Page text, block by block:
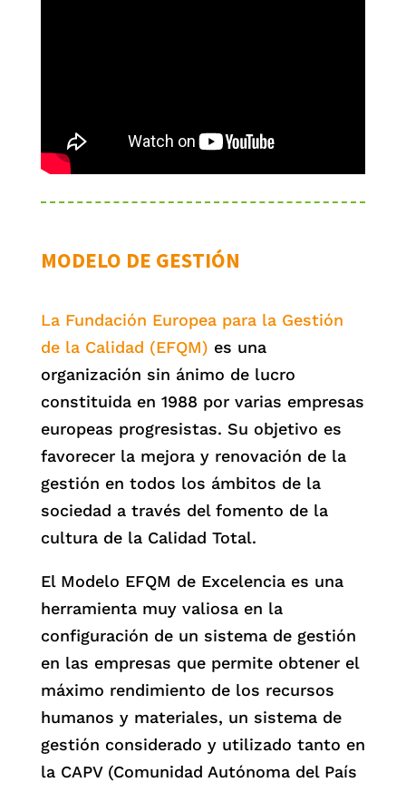
MODELO DE GESTIÓN
La Fundación Europea para la Gestión
de la Calidad (EFQM) es una
organización sin ánimo de lucro
constituida en 1988 por varias empresas
europeas progresistas. Su objetivo es
favorecer la mejora y renovación de la
gestión en todos los ámbitos de la
sociedad a través del fomento de la
cultura de la Calidad Total.
El Modelo EFQM de Excelencia es una
herramienta muy valiosa en la
configuración de un sistema de gestión
en las empresas que permite obtener el
máximo rendimiento de los recursos
humanos y materiales, un sistema de
gestión considerado y utilizado tanto en
la CAPV (Comunidad Autónoma del País